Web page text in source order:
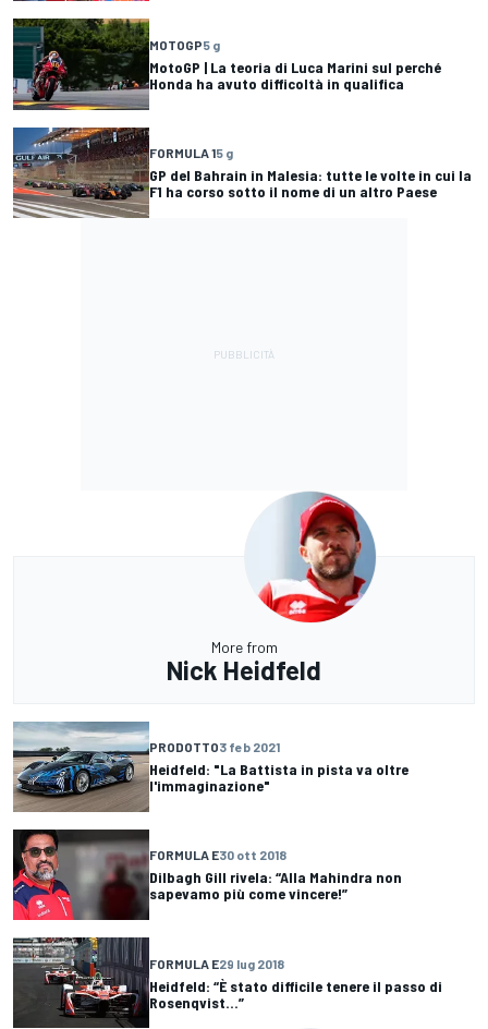
MOTOGP5 g
MotoGP | La teoria di Luca Marini sul perché
Honda ha avuto difficoltà in qualifica
FORMULA 15 g
GP del Bahrain in Malesia: tutte le volte in cui la
F1 ha corso sotto il nome di un altro Paese
More from
Nick Heidfeld
PRODOTTO3 feb 2021
Heidfeld: "La Battista in pista va oltre
l'immaginazione"
FORMULA E30 ott 2018
Dilbagh Gill rivela: “Alla Mahindra non
sapevamo più come vincere!”
FORMULA E29 lug 2018
Heidfeld: “È stato difficile tenere il passo di
Rosenqvist...”